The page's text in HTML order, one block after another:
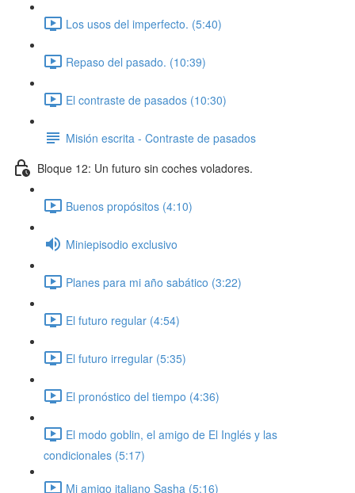
Los usos del imperfecto. (5:40)
Repaso del pasado. (10:39)
El contraste de pasados (10:30)
Misión escrita - Contraste de pasados
Bloque 12: Un futuro sin coches voladores.
Buenos propósitos (4:10)
Miniepisodio exclusivo
Planes para mi año sabático (3:22)
El futuro regular (4:54)
El futuro irregular (5:35)
El pronóstico del tiempo (4:36)
El modo goblin, el amigo de El Inglés y las
condicionales (5:17)
Mi amigo italiano Sasha (5:16)